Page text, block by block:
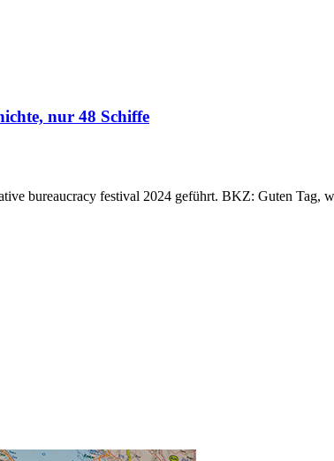
nur 48 Schiffe
bureaucracy festival 2024 geführt. BKZ: Guten Tag,